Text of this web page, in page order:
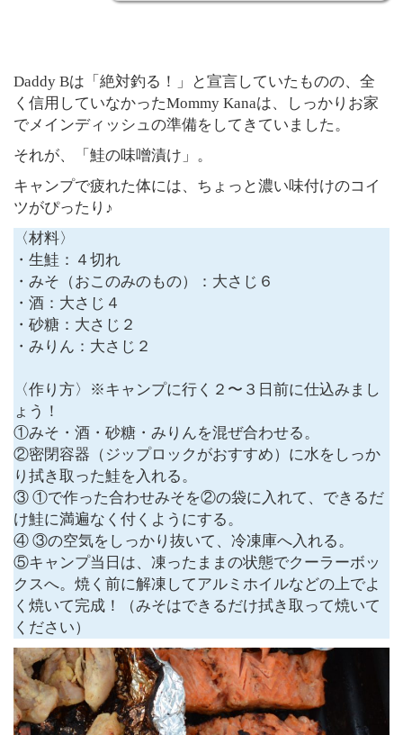
Daddy Bは「絶対釣る！」と宣言していたものの、全
く信用していなかったMommy Kanaは、しっかりお家
でメインディッシュの準備をしてきていました。
それが、「鮭の味噌漬け」。
キャンプで疲れた体には、ちょっと濃い味付けのコイ
ツがぴったり♪
〈材料〉
・生鮭：４切れ
・みそ（おこのみのもの）：大さじ６
・酒：大さじ４
・砂糖：大さじ２
・みりん：大さじ２
〈作り方〉※キャンプに行く２〜３日前に仕込みまし
ょう！
①みそ・酒・砂糖・みりんを混ぜ合わせる。
②密閉容器（ジップロックがおすすめ）に水をしっか
り拭き取った鮭を入れる。
③ ①で作った合わせみそを②の袋に入れて、できるだ
け鮭に満遍なく付くようにする。
④ ③の空気をしっかり抜いて、冷凍庫へ入れる。
⑤キャンプ当日は、凍ったままの状態でクーラーボッ
クスへ。焼く前に解凍してアルミホイルなどの上でよ
く焼いて完成！（みそはできるだけ拭き取って焼いて
ください）